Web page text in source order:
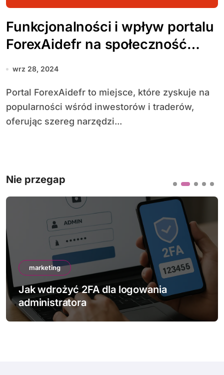
Funkcjonalności i wpływ portalu
ForexAidefr na społeczność
traderów
wrz 28, 2024
Portal ForexAidefr to miejsce, które zyskuje na
popularności wśród inwestorów i traderów,
oferując szereg narzędzi...
Nie przegap
marketing
Jak wdrożyć 2FA dla logowania
administratora